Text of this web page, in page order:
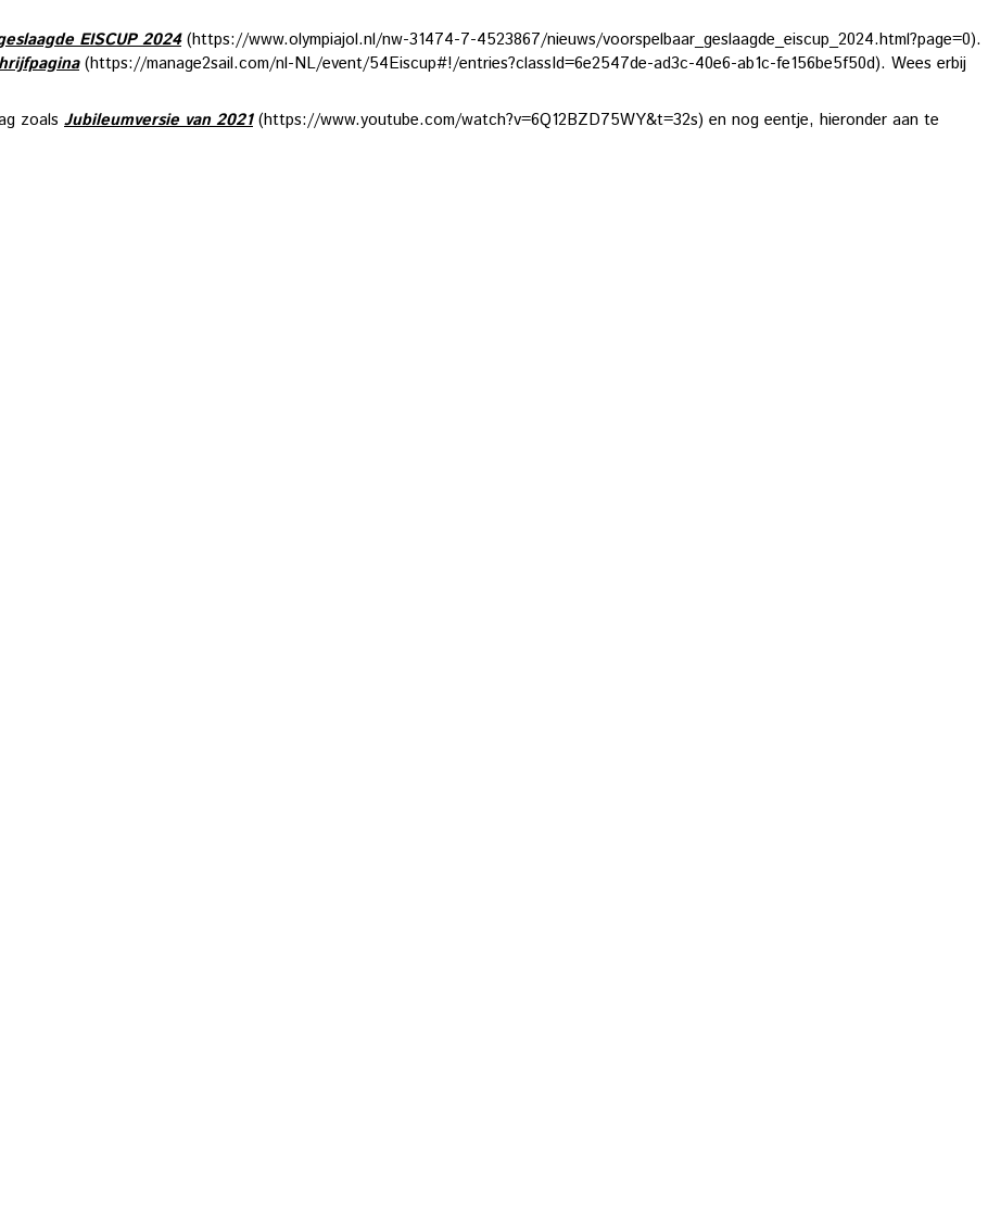
EISCUP 2024(https://www.olympiajol.nl/nw-31474-7-4523867/nieuws/voorspelbaar_geslaagde_eiscup_2024.html?page=0).
(https://manage2sail.com/nl-NL/event/54Eiscup#!/entries?classId=6e2547de-ad3c-40e6-ab1c-fe156be5f50d). Wees erbij
zoals Jubileumversie van 2021(https://www.youtube.com/watch?v=6Q12BZD75WY&t=32s) en nog eentje, hieronder aan te